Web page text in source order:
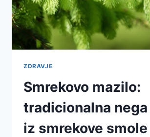
ZDRAVJE
Smrekovo mazilo:
tradicionalna
iz smrekove smole